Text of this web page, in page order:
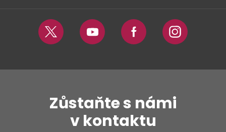
Twitter Youtube Facebook Instagram
Zůstaňte s námi
v kontaktu